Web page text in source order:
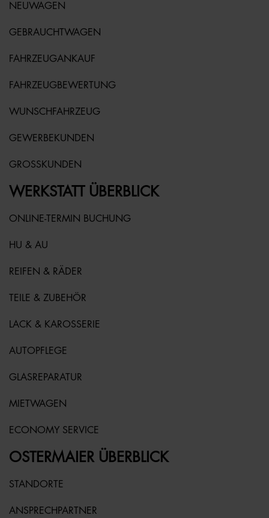
NEUWAGEN
GEBRAUCHTWAGEN
FAHRZEUGANKAUF
FAHRZEUGBEWERTUNG
WUNSCHFAHRZEUG
GEWERBEKUNDEN
GROSSKUNDEN
WERKSTATT ÜBERBLICK
ONLINE-TERMIN BUCHUNG
HU & AU
REIFEN & RÄDER
TEILE & ZUBEHÖR
LACK & KAROSSERIE
AUTOPFLEGE
GLASREPARATUR
MIETWAGEN
ECONOMY SERVICE
OSTERMAIER ÜBERBLICK
STANDORTE
ANSPRECHPARTNER